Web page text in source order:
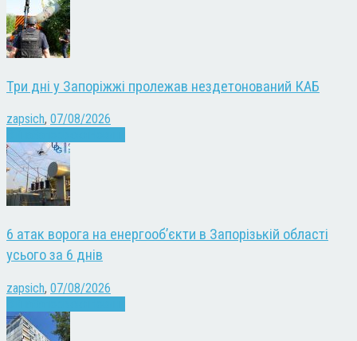
Три дні у Запоріжжі пролежав нездетонований КАБ
zapsich, 07/08/2026
6 атак ворога на енергооб’єкти в Запорізькій області
усього за 6 днів
zapsich, 07/08/2026